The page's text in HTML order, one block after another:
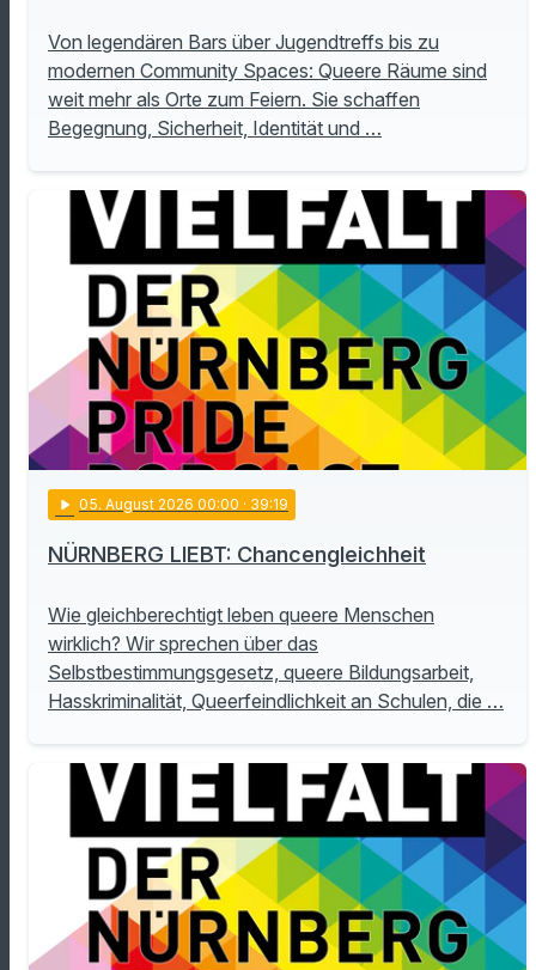
Von legendären Bars über Jugendtreffs bis zu
modernen Community Spaces: Queere Räume sind
weit mehr als Orte zum Feiern. Sie schaffen
Begegnung, Sicherheit, Identität und …
play_arrow 05. August 2026 00:00 · 39:19
NÜRNBERG LIEBT: Chancengleichheit
Wie gleichberechtigt leben queere Menschen
wirklich? Wir sprechen über das
Selbstbestimmungsgesetz, queere Bildungsarbeit,
Hasskriminalität, Queerfeindlichkeit an Schulen, die …